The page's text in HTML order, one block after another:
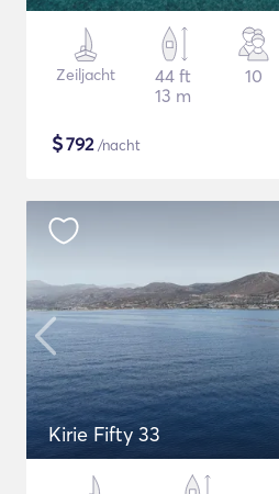
Zeiljacht
44 ft
13 m
10
$792/nacht
Kirie Fifty 33